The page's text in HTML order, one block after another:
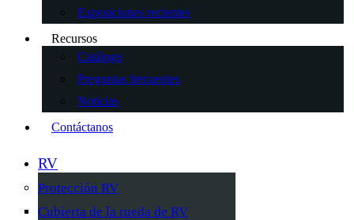
Exposiciones recientes
Recursos
Catálogo
Preguntas frecuentes
Noticias
Contáctanos
RV
Protección RV
Cubierta de la rueda de RV